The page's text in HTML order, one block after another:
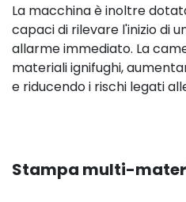
La macchina è inoltre
capaci di rilevare l'inizio di
allarme immediato. La
materiali ignifughi,
e riducendo i rischi legati
Stampa multi-